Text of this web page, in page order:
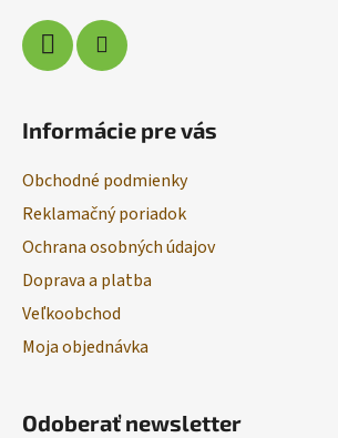
Informácie pre vás
Obchodné podmienky
Reklamačný poriadok
Ochrana osobných údajov
Doprava a platba
Veľkoobchod
Moja objednávka
Odoberať newsletter